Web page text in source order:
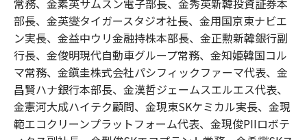
部長、金英燮タイガースタジオ社長、金用国京東ナビエ
ン実長、金益中ウリ金融持株本部長、金正勲新韓銀行副
行長、金俊明現代自動車グループ常務、金知姫韓国コル
マ常務、金鎭圭株式会社パシフィックファーマ代表、金
昌賢ハナ銀行本部長、金漢哲ジェームスエルエス代表、
金憲河大成ハイテク顧問、金現東SKケミカル実長、金現
範エコクリーンプラットフォーム代表、金現俊PIIロボテ